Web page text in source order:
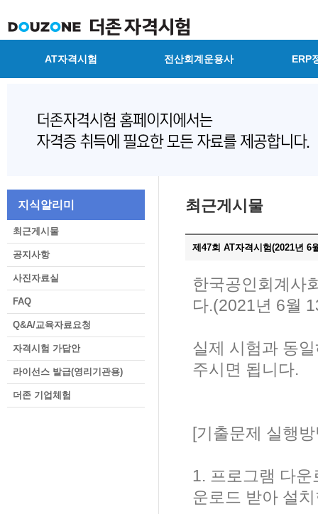
AT자격시험 전산회계운용사 ERP
지식알리미
최근게시물
공지사항
사진자료실
FAQ
Q&A/교육자료요청
자격시험 가답안
라이선스 발급(영리기관용)
더존 기업체험
최근게시물
제47회 AT자격시험(2021년 6
한국공인회계사
다.(2021년 6월
실제 시험과 동
주시면 됩니다.
[기출문제 실행
1. 프로그램 다
운로드 받아 설